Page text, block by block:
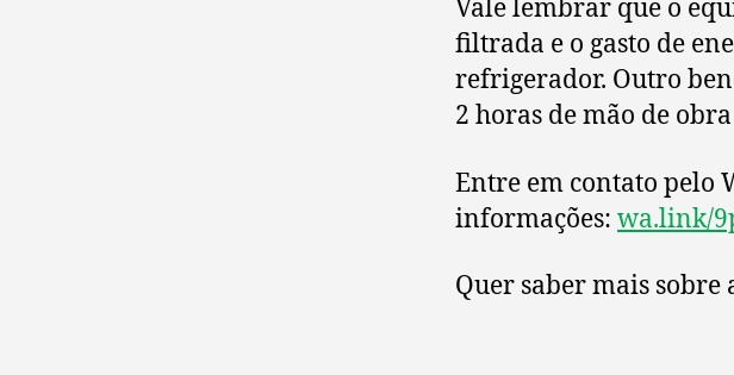
Vale lembrar que o
filtrada e o gasto de
refrigerador. Outro
2 horas de mão de
Entre em contato pelo
informações: wa.link/
Quer saber mais sobre